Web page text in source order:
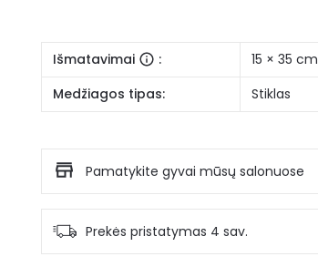
Išmatavimai :
15 × 35 cm
Medžiagos tipas:
Stiklas
Pamatykite gyvai mūsų salonuose
Prekės pristatymas 4 sav.